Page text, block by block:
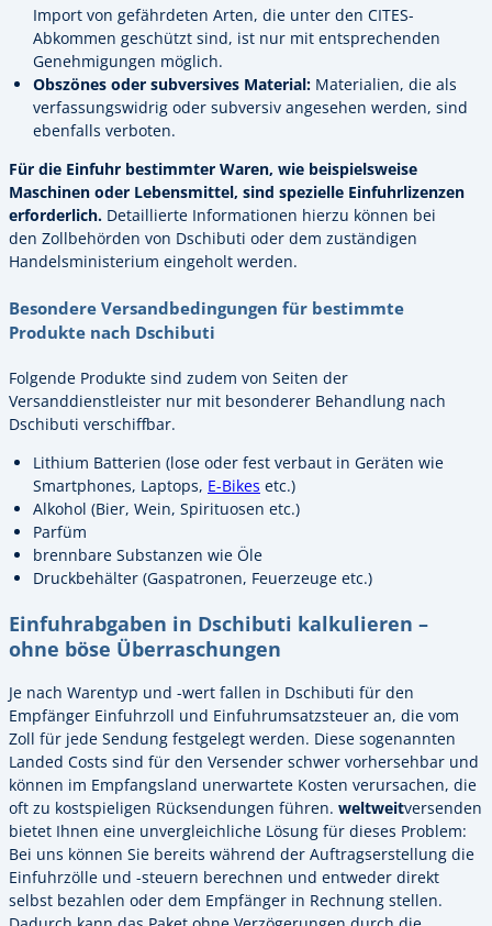
Import von gefährdeten Arten, die unter den CITES-
Abkommen geschützt sind, ist nur mit entsprechenden
Genehmigungen möglich.
Obszönes oder subversives Material: Materialien, die als
verfassungswidrig oder subversiv angesehen werden, sind
ebenfalls verboten.
Für die Einfuhr bestimmter Waren, wie beispielsweise
Maschinen oder Lebensmittel, sind spezielle Einfuhrlizenzen
erforderlich. Detaillierte Informationen hierzu können bei
den Zollbehörden von Dschibuti oder dem zuständigen
Handelsministerium eingeholt werden.
Besondere Versandbedingungen für bestimmte
Produkte nach Dschibuti
Folgende Produkte sind zudem von Seiten der
Versanddienstleister nur mit besonderer Behandlung nach
Dschibuti verschiffbar.
Lithium Batterien (lose oder fest verbaut in Geräten wie
Smartphones, Laptops, E-Bikes etc.)
Alkohol (Bier, Wein, Spirituosen etc.)
Parfüm
brennbare Substanzen wie Öle
Druckbehälter (Gaspatronen, Feuerzeuge etc.)
Einfuhrabgaben in Dschibuti kalkulieren –
ohne böse Überraschungen
Je nach Warentyp und -wert fallen in Dschibuti für den
Empfänger Einfuhrzoll und Einfuhrumsatzsteuer an, die vom
Zoll für jede Sendung festgelegt werden. Diese sogenannten
Landed Costs sind für den Versender schwer vorhersehbar und
können im Empfangsland unerwartete Kosten verursachen, die
oft zu kostspieligen Rücksendungen führen. weltweitversenden
bietet Ihnen eine unvergleichliche Lösung für dieses Problem:
Bei uns können Sie bereits während der Auftragserstellung die
Einfuhrzölle und -steuern berechnen und entweder direkt
selbst bezahlen oder dem Empfänger in Rechnung stellen.